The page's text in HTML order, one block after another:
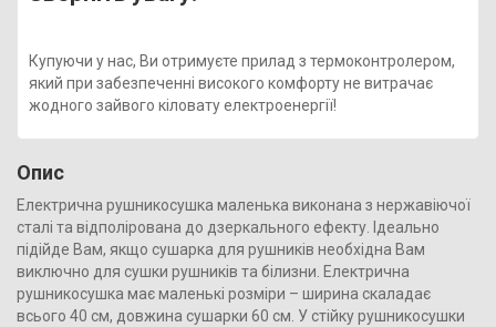
Купуючи у нас, Ви отримуєте прилад з термоконтролером,
який при забезпеченні високого комфорту не витрачає
жодного зайвого кіловату електроенергії!
Опис
Електрична рушникосушка маленька виконана з нержавіючої
сталі та відполірована до дзеркального ефекту. Ідеально
підійде Вам, якщо сушарка для рушників необхідна Вам
виключно для сушки рушників та білизни. Електрична
рушникосушка має маленькі розміри – ширина скаладає
всього 40 см, довжина сушарки 60 см. У стійку рушникосушки